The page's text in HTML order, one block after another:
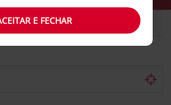
COMERCIAIS
E FECHAR